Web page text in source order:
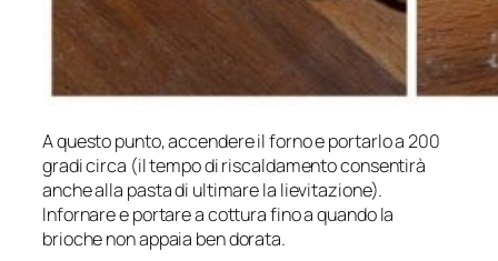
A questo punto, accendere il forno e portarlo a 200
gradi circa (il tempo di riscaldamento consentirà
anche alla pasta di ultimare la lievitazione).
Infornare e portare a cottura fino a quando la
brioche non appaia ben dorata.